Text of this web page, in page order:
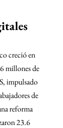
creció en
millones de
impulsado
de
reforma
23.6